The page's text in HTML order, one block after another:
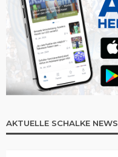
AKTUELLE SCHALKE NEWS